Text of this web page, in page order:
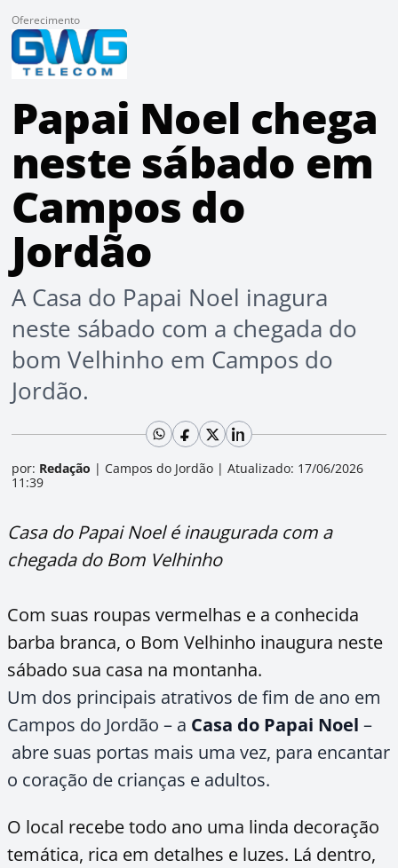
Oferecimento
Papai Noel chega
neste sábado em
Campos do
Jordão
A Casa do Papai Noel inagura
neste sábado com a chegada do
bom Velhinho em Campos do
Jordão.
por: Redação | Campos do Jordão | Atualizado: 17/06/2026
11:39
Casa do Papai Noel é inaugurada com a
chegada do Bom Velhinho
Com suas roupas vermelhas e a conhecida
barba branca, o Bom Velhinho inaugura neste
sábado sua casa na montanha.
Um dos principais atrativos de fim de ano em
Campos do Jordão – a Casa do Papai Noel –
abre suas portas mais uma vez, para encantar
o coração de crianças e adultos.
O local recebe todo ano uma linda decoração
temática, rica em detalhes e luzes. Lá dentro,